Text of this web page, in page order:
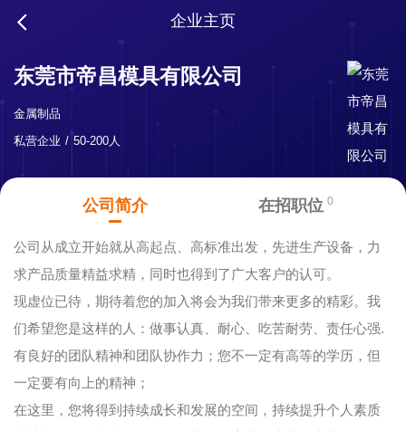
企业主页
东莞市帝昌模具有限公司
金属制品
私营企业
50-200人
公司简介 在招职位 0
公司从成立开始就从高起点、高标准出发，先进生产设备，力
求产品质量精益求精，同时也得到了广大客户的认可。
现虚位已待，期待着您的加入将会为我们带来更多的精彩。我
们希望您是这样的人：做事认真、耐心、吃苦耐劳、责任心强.
有良好的团队精神和团队协作力；您不一定有高等的学历，但
一定要有向上的精神；
在这里，您将得到持续成长和发展的空间，持续提升个人素质